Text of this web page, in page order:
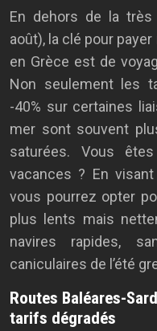
En dehors de la
août), la clé pour
en Grèce est de
Non seulement les
-40% sur certaines
mer sont souvent
saturées. Vous
vacances ? En
vous pourrez opter
plus lents mais
navires rapides,
caniculaires de l’été
Routes Baléares-
tarifs dégradés